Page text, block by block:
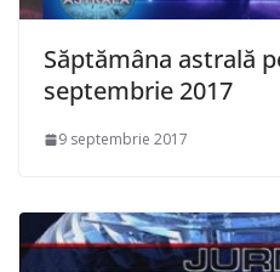
Săptămâna astrală
septembrie 2017
9 septembrie 2017